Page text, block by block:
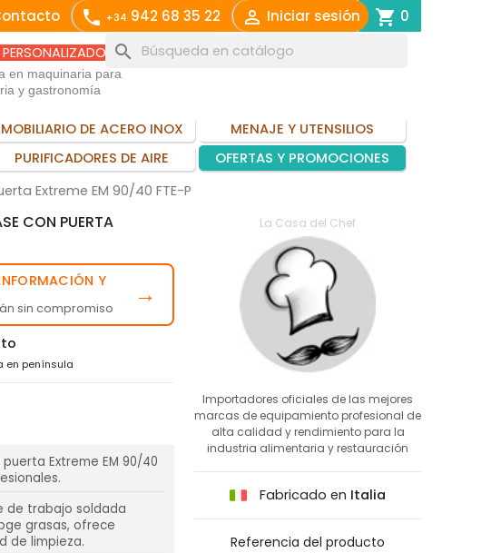
call +34 942 68 35 22  Iniciar sesión shopping_cart 0
en maquinaria para
y gastronomía
search
MOBILIARIO DE ACERO INOX
MENAJE Y UTENSILIOS
PURIFICADORES DE AIRE OFERTAS Y PROMOCIONES
Extreme EM 90/40 FTE-P
CON PUERTA
Y
sin compromiso →
en península
Extreme EM 90/40
de trabajo soldada
grasas, ofrece
de limpieza.
La Casa del Chef
Importadores oficiales de las mejores
marcas de equipamiento profesional de
alta calidad y rendimiento para la
industria alimentaria y restauración
Fabricado en Italia
Referencia del producto